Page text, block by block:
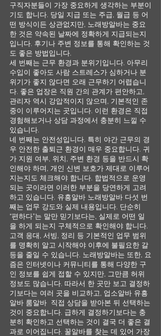
구직자분들이 가장 중요하게 생각하는 부분이
기도 합니다. 당일 지급 또는 주급, 월급 등 어
떤 방식이든 상관없지만, 노래방알바는 중요
한 것은 약속된 날짜에 정확하게 지급되는지
입니다. 후기나 주변 정보를 통해 확인하는 것
도 좋은 방법입니다.
세 번째는 근무 환경과 분위기입니다. 아무리
수입이 좋아도 사람 스트레스가 심하거나 분
위기가 좋지 않다면 오래 근무하기 어렵습니
다. 좋은 업장은 직원 간의 관계가 편안하고,
관리자 역시 강압적이지 않으며, 기본적인 존
중이 이루어지는 곳입니다. 이런 환경은 직접
경험해보거나 상담 과정에서 충분히 느낄 수
있습니다.
네 번째는 안전성입니다. 특히 야간 근무의 경
우 안전한 출퇴근 환경이 매우 중요합니다. 귀
가 지원 여부, 위치, 주변 환경 등을 반드시 확
인해야 하며, 개인 신변 보호가 제대로 이루어
지는지도 체크해야 합니다. 합법적으로 운영
되는 곳이라면 이러한 부분을 당연하게 고려
하고 있습니다. 유흥알바 노래방알바 다섯 번
째는 업무 강도와 실제 내용입니다. 단순히
“편하다”는 말만 믿기보다는, 실제로 어떤 일
을 하게 되는지 구체적으로 확인해야 합니다.
고객 응대, 서빙, 정리 등 기본적인 업무 범위
를 명확히 알고 시작해야 이후에 불필요한 갈
등을 줄일 수 있습니다. 노래방알바는 또한, 요
즘은 인터넷이나 커뮤니티를 통해 다양한 구
인 정보를 쉽게 접할 수 있지만, 그만큼 허위
정보도 많습니다. 따라서 한 곳만 보고 결정하
기보다는 여러 곳을 비교하고, 업소알바 유흥
알바 룸알바 직접 상담을 받아본 뒤 선택하는
것이 중요합니다. 급하게 결정하기보다는 충
분히 확인하고 선택하는 것이 결국 더 좋은 결
과로 이어집니다. 꿀알바를 찾는 데 있어 가장